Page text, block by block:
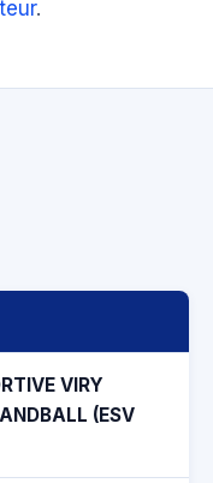
.
VIRY
(ESV